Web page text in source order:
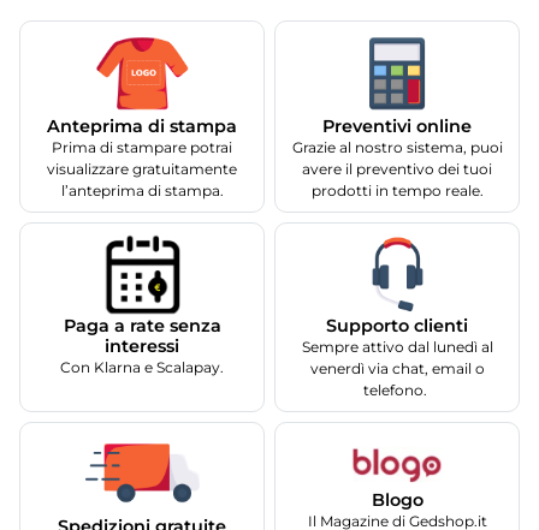
Anteprima di stampa
Prima di stampare potrai
visualizzare gratuitamente
l’anteprima di stampa.
Preventivi online
Grazie al nostro sistema, puoi
avere il preventivo dei tuoi
prodotti in tempo reale.
Paga a rate senza
interessi
Con Klarna e Scalapay.
Supporto clienti
Sempre attivo dal lunedì al
venerdì via chat, email o
telefono.
Blogo
Il Magazine di Gedshop.it